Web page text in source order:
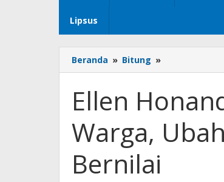
Lipsus
Beranda » Bitung »
Honandar
Edukasi
Warga,
Ubah
Sampah
Ellen
Warga,
Bernilai